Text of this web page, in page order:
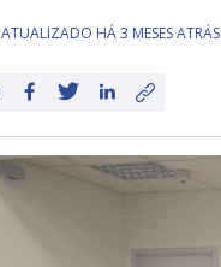
ATUALIZADO HÁ 3 MESES ATRÁS